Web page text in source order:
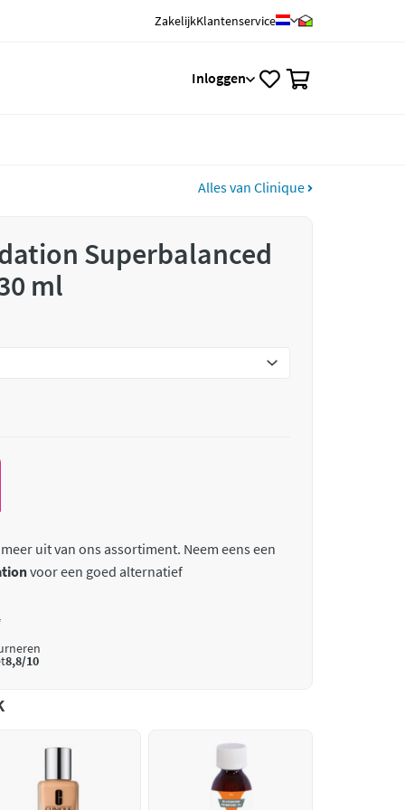
ZakelijkKlantenservice
Inloggen
Alles van Clinique
Superbalanced
ml
uit van ons assortiment. Neem eens een
voor een goed alternatief
8,8/10